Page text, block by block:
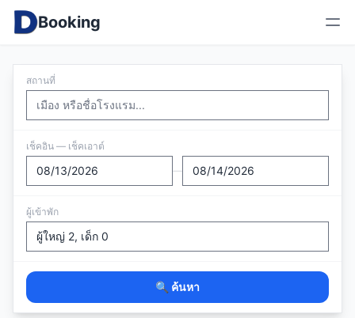
Booking
สถานที่
เช็คอิน — เช็คเอาต์
—
ผู้เข้าพัก
🔍 ค้นหา